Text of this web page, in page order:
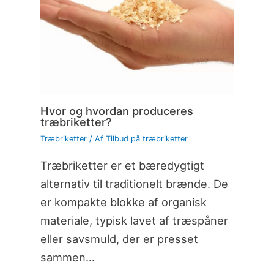
Hvor og hvordan produceres
træbriketter?
Træbriketter/ Af Tilbud på træbriketter
Træbriketter er et bæredygtigt
alternativ til traditionelt brænde. De
er kompakte blokke af organisk
materiale, typisk lavet af træspåner
eller savsmuld, der er presset
sammen…